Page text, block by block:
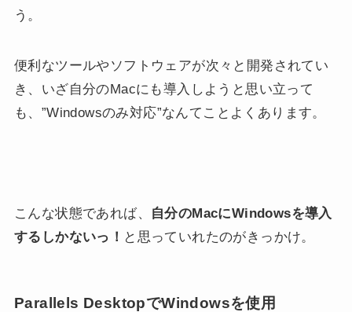
う。
便利なツールやソフトウェアが次々と開発されてい
き、いざ自分のMacにも導入しようと思い立って
も、”Windowsのみ対応”なんてことよくあります。
こんな状態であれば、
自分のMacにWindowsを導入
するしかないっ！ と思っていれたのがきっかけ。
Parallels DesktopでWindowsを使用